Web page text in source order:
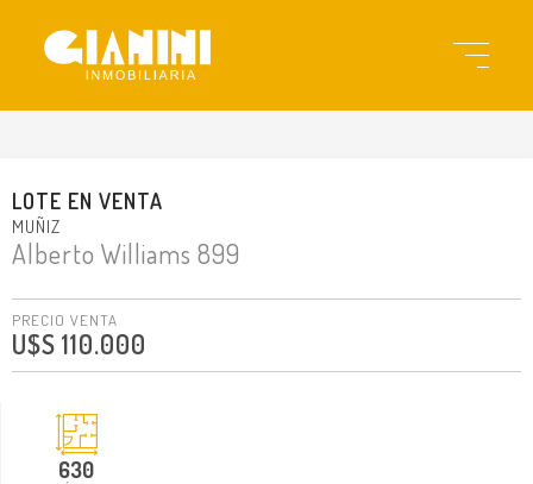
LOTE EN VENTA
MUÑIZ
Alberto Williams 899
PRECIO VENTA
U$S 110.000
630